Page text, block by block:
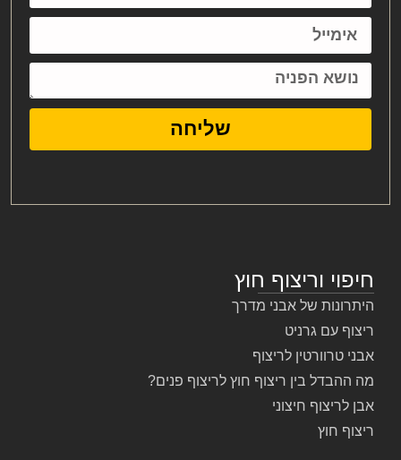
שליחה
חיפוי וריצוף חוץ
היתרונות של אבני מדרך
ריצוף עם גרניט
אבני טרוורטין לריצוף
מה ההבדל בין ריצוף חוץ לריצוף פנים?
אבן לריצוף חיצוני
ריצוף חוץ